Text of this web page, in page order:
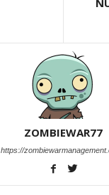
ZOMBIEWAR77
https://